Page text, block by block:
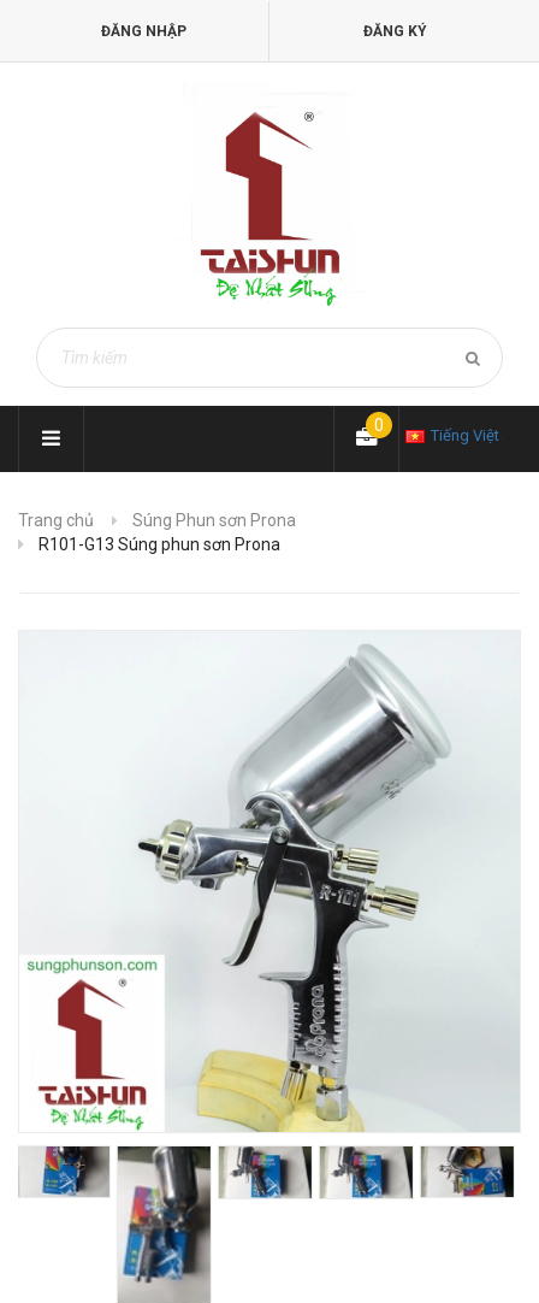
ĐĂNG NHẬP ĐĂNG KÝ
Tiếng Việt
0
Trang chủ
Súng Phun sơn Prona
R101-G13 Súng phun sơn Prona